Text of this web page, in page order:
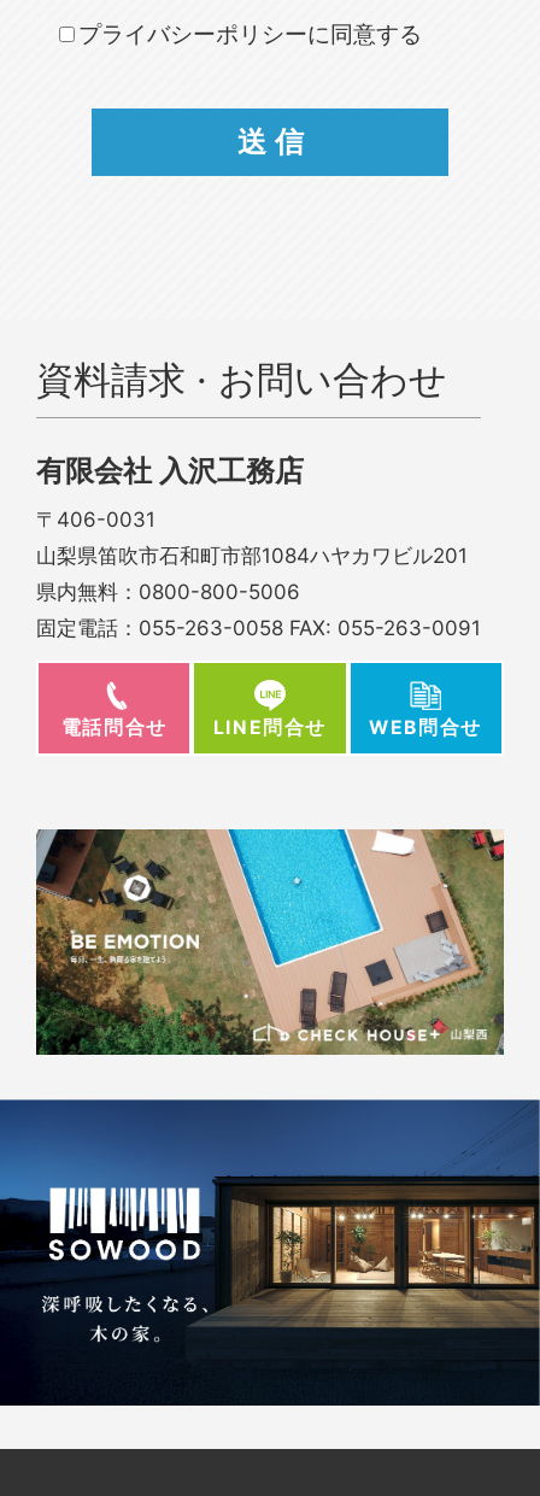
プライバシーポリシーに同意する
資料請求 · お問い合わせ
有限会社 入沢工務店
〒406-0031
山梨県笛吹市石和町市部1084ハヤカワビル201
県内無料： 0800-800-5006
固定電話： 055-263-0058 FAX: 055-263-0091
電話問合せ LINE問合せ WEB問合せ